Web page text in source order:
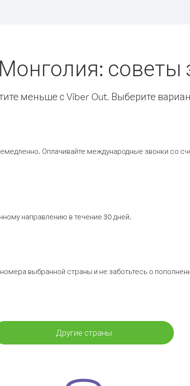
меньше с Viber Out. Выберите
Оплачивайте международные звонки со
направлению в течение 30 дней.
выбранной страны и не заботьтесь о
Другие страны